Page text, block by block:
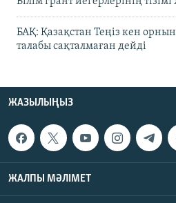
БАҚ: Қазақстан Теңіз кен
талабы сақталмаған дейді
ЖАЗЫЛЫҢЫЗ
ЖАЛПЫ МӘЛІМЕТ